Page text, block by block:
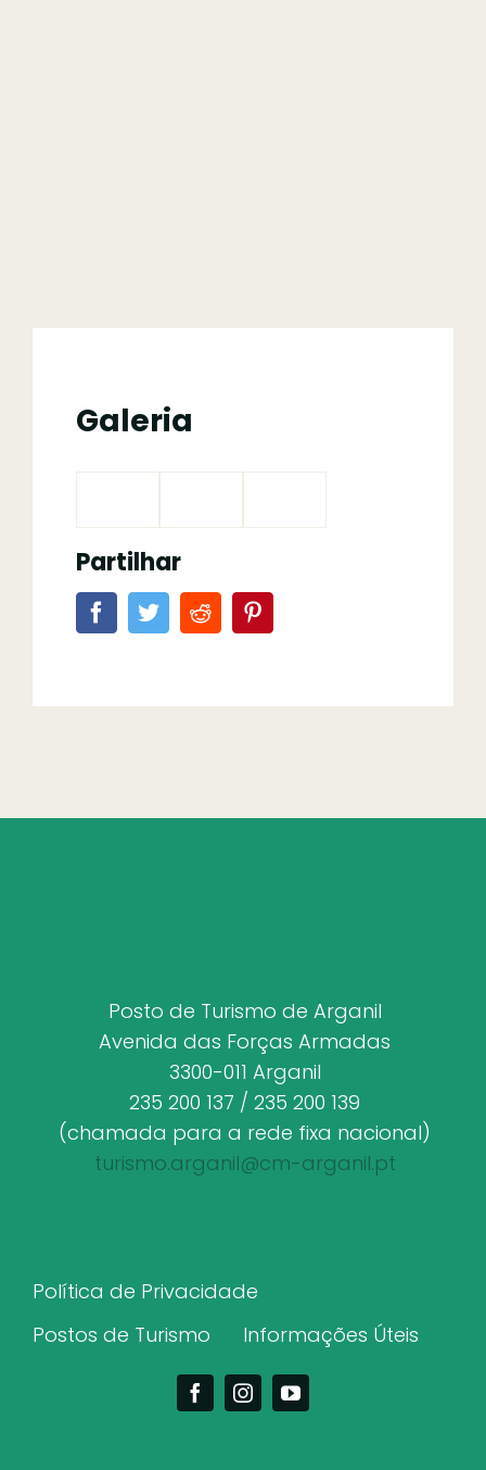
Galeria
Partilhar
Posto de Turismo de Arganil
Avenida das Forças Armadas
3300-011 Arganil
235 200 137 / 235 200 139
(chamada para a rede fixa nacional)
turismo.arganil@cm-arganil.pt
Política de Privacidade
Postos de Turismo
Informações Úteis